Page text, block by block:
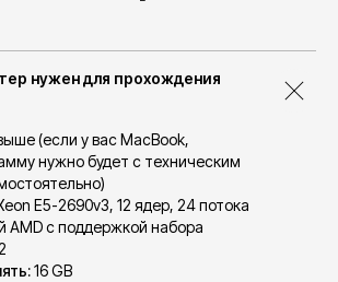
нужен для прохождения
(если у вас MacBook,
нужно будет с техническим
E5-2690v3, 12 ядер, 24 потока
AMD с поддержкой набора
16 GB